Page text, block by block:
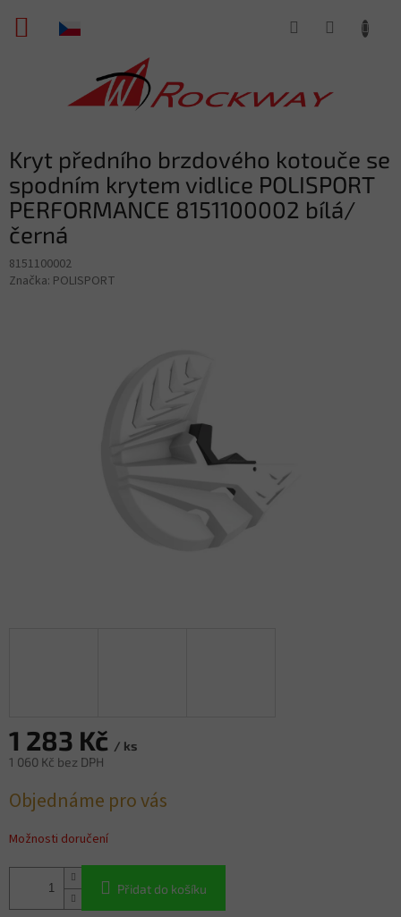
obsah
NÁKUPNÍ
Kryt předního brzdového kotouče se
spodním krytem vidlice POLISPORT
PERFORMANCE 8151100002 bílá/
černá
8151100002
Značka: POLISPORT
1 283 Kč / ks
1 060 Kč bez DPH
cena:
Objednáme pro vás
Možnosti doručení
Přidat do košíku